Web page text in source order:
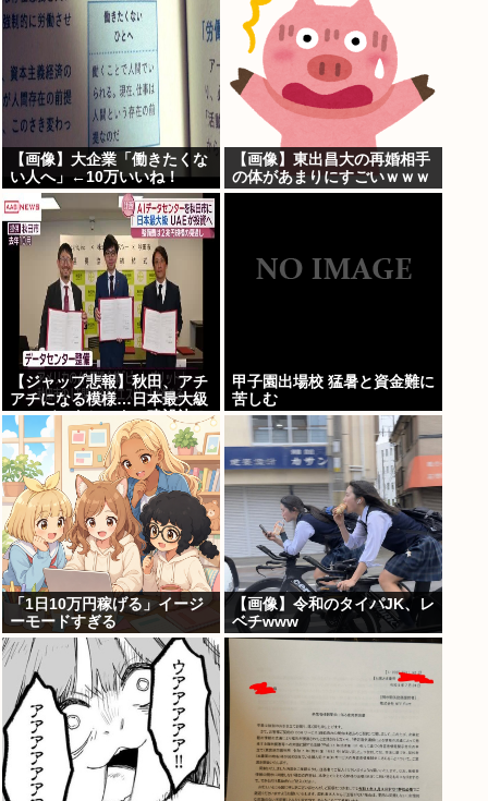
【画像】大企業「働きたくな
い人へ」←10万いいね！
【画像】東出昌大の再婚相手
の体があまりにすごいｗｗｗ
【ジャップ悲報】秋田、アチ
アチになる模様…日本最大級
のAIデータセンター建設決
定！整備費は2兆円！
甲子園出場校 猛暑と資金難に
苦しむ
「1日10万円稼げる」イージ
ーモードすぎる
【画像】令和のタイパJK、レ
ベチwww